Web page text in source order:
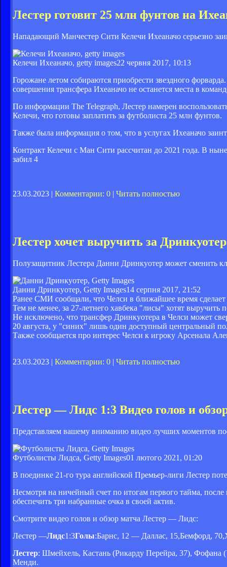
Лестер готовит 25 млн фунтов на
Нападающий Манчестер Сити Келечи Ихеаначо серьезно
Келечи Ихеаначо, getty images22 червня 2017, 10:13
Горожане летом собираются приобрести звездного
совершения трансфера Ихеаначо не останется места в
По информации The Telegraph, Лестер намерен
Келечи, что готовы заплатить за футболиста 25 млн фунтов.
Также была информация о том, что в услугах Ихеаначо
Контракт Келечи с Ман Сити рассчитан до 2021 года. В
забил 4
23.03.2023 | Комментарии: 0 | Читать полностью
Лестер хочет выручить за
Полузащитник Лестера Данни Дринкуотер может сменить
Данни Дринкуотер, Getty Images14 серпня 2017, 21:52
Ранее СМИ сообщали, что Челси в ближайшее время
Тем не менее, за 27-летнего хавбека "лисы" хотят
Не исключено, что трансфер Дринкуотера в Челси может
20 августа, у "синих" лишь один доступный центральный
Также сообщается про интерес Челси к игроку Арсенала
23.03.2023 | Комментарии: 0 | Читать полностью
Лестер — Лидс 1:3 Видео голов и
Представляем вашему вниманию видео лучших моментов
Футболисты Лидса, Getty Images01 лютого 2021, 01:20
В поединке 21-го тура английской Премьер-лиги Лестер
Несмотря на ничейный счет по итогам первого тайма,
обеспечить три набранные очка в своей актив.
Смотрите видео голов и обзор матча Лестер — Лидс:
Лестер —Лидс1:3Голы:Барнс, 12 — Даллас, 15,Бемфорд,
Лестер: Шмейхель, Кастань (Рикарду Перейра, 37),
Менди.